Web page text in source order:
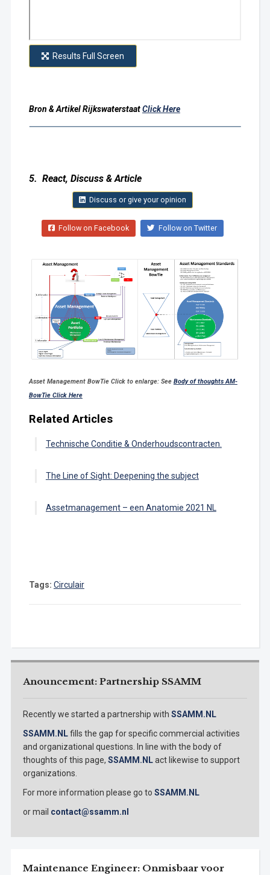
Anouncement: Partnership SSAMM
Recently we started a partnership with SSAMM.NL
SSAMM.NLfills the gap for specific commercial activities
and organizational questions. In line with the body of
thoughts of this page, SSAMM.NLact likewise to support
organizations.
For more information please go to SSAMM.NL
or mail contact@ssamm.nl
Maintenance Engineer: Onmisbaar voor
Results Full Screen
Bron & Artikel RijkswaterstaatClick Here
5. React, Discuss & Article
Discuss or give your opinion
Follow on Facebook Follow on Twitter
Asset Management BowTie Click to enlarge: See Body of thoughts AM-
BowTie Click Here
Related Articles
Technische Conditie & Onderhoudscontracten.
The Line of Sight: Deepening the subject
Assetmanagement – een Anatomie 2021 NL
Tags: Circulair